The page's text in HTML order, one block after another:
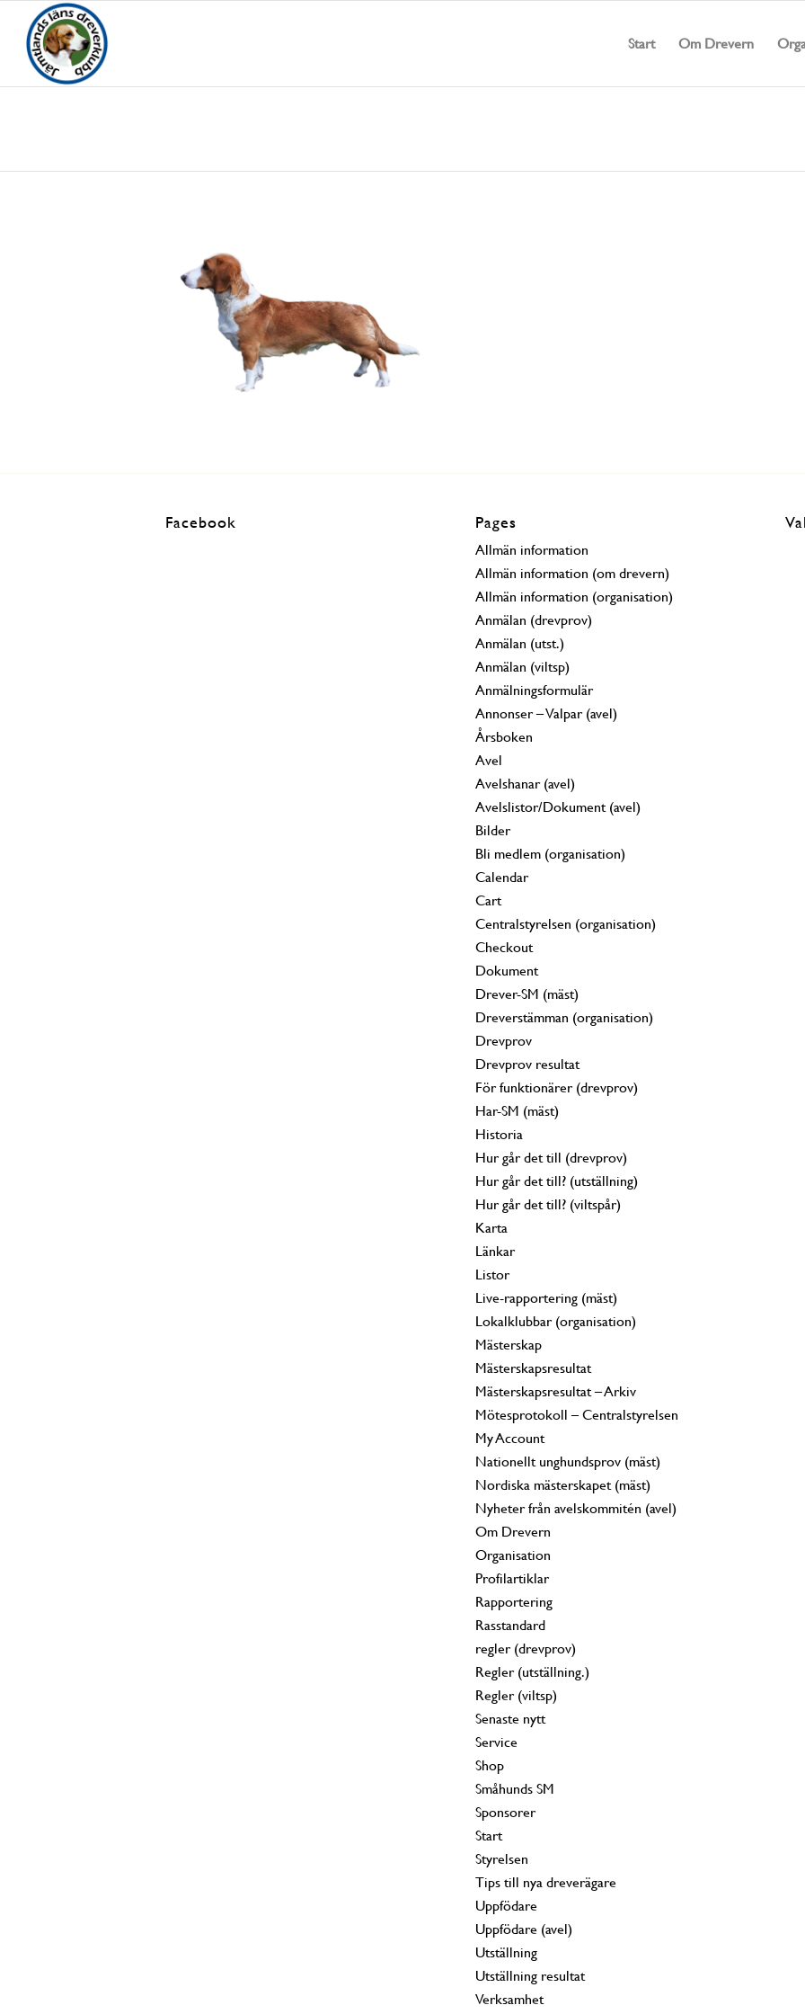
Start Om Drevern
Facebook Pages
Allmän information
Allmän information (om drevern)
Allmän information (organisation)
Anmälan (drevprov)
Anmälan (utst.)
Anmälan (viltsp)
Anmälningsformulär
Annonser – Valpar (avel)
Årsboken
Avel
Avelshanar (avel)
Avelslistor/Dokument (avel)
Bilder
Bli medlem (organisation)
Calendar
Cart
Centralstyrelsen (organisation)
Checkout
Dokument
Drever-SM (mäst)
Dreverstämman (organisation)
Drevprov
Drevprov resultat
För funktionärer (drevprov)
Har-SM (mäst)
Historia
Hur går det till (drevprov)
Hur går det till? (utställning)
Hur går det till? (viltspår)
Karta
Länkar
Listor
Live-rapportering (mäst)
Lokalklubbar (organisation)
Mästerskap
Mästerskapsresultat
Mästerskapsresultat – Arkiv
Mötesprotokoll – Centralstyrelsen
My Account
Nationellt unghundsprov (mäst)
Nordiska mästerskapet (mäst)
Nyheter från avelskommitén (avel)
Om Drevern
Organisation
Profilartiklar
Rapportering
Rasstandard
regler (drevprov)
Regler (utställning.)
Regler (viltsp)
Senaste nytt
Service
Shop
Småhunds SM
Sponsorer
Start
Styrelsen
Tips till nya dreverägare
Uppfödare
Uppfödare (avel)
Utställning
Utställning resultat
Verksamhet